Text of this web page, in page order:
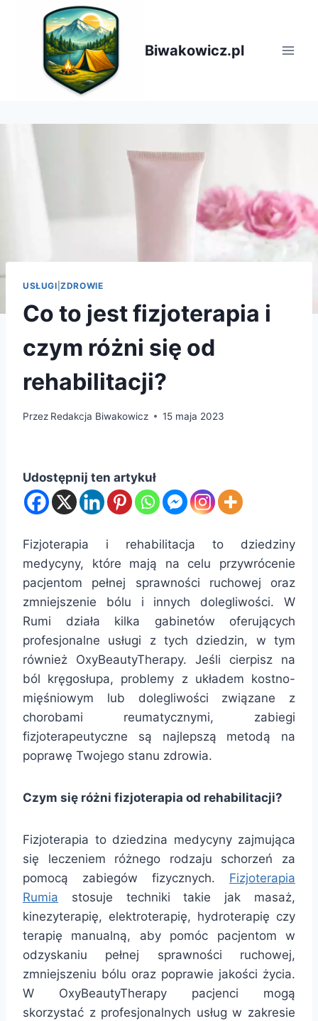
Biwakowicz.pl
USŁUGI |ZDROWIE
Co to jest fizjoterapia i
czym różni się od
rehabilitacji?
Przez Redakcja Biwakowicz 15 maja 2023
Udostępnij ten artykuł
Fizjoterapia i rehabilitacja to dziedziny
medycyny, które mają na celu przywrócenie
pacjentom pełnej sprawności ruchowej oraz
zmniejszenie bólu i innych dolegliwości. W
Rumi działa kilka gabinetów oferujących
profesjonalne usługi z tych dziedzin, w tym
również OxyBeautyTherapy. Jeśli cierpisz na
ból kręgosłupa, problemy z układem kostno-
mięśniowym lub dolegliwości związane z
chorobami reumatycznymi, zabiegi
fizjoterapeutyczne są najlepszą metodą na
poprawę Twojego stanu zdrowia.
Czym się różni fizjoterapia od rehabilitacji?
Fizjoterapia to dziedzina medycyny zajmująca
się leczeniem różnego rodzaju schorzeń za
pomocą zabiegów fizycznych. Fizjoterapia
Rumia stosuje techniki takie jak masaż,
kinezyterapię, elektroterapię, hydroterapię czy
terapię manualną, aby pomóc pacjentom w
odzyskaniu pełnej sprawności ruchowej,
zmniejszeniu bólu oraz poprawie jakości życia.
W OxyBeautyTherapy pacjenci mogą
skorzystać z profesjonalnych usług w zakresie